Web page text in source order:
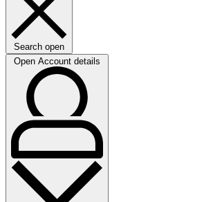
Search open
Open Account details